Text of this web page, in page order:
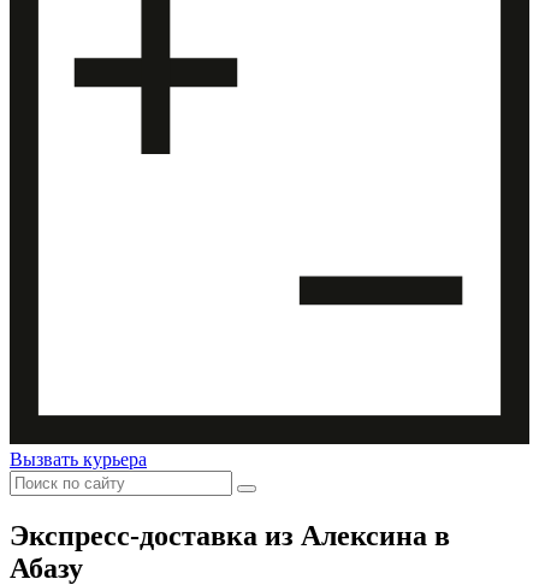
Вызвать курьера
Экспресс-доставка из Алексина в
Абазу